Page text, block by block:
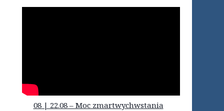
08 | 22.08 – Moc zmartwychwstania